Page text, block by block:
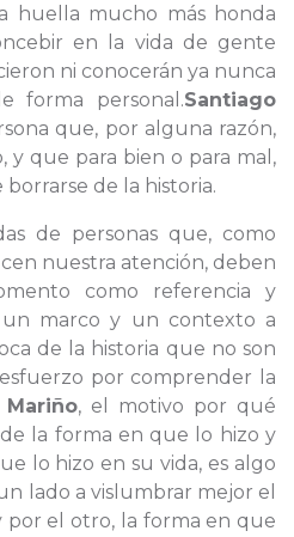
huella mucho más honda
en la vida de gente
ni conocerán ya nunca
forma personal.Santiago
que, por alguna razón,
y que para bien o para mal,
de la historia.
de personas que, como
nuestra atención, deben
como referencia y
marco y un contexto a
de la historia que no son
por comprender la
Mariño, el motivo por qué
la forma en que lo hizo y
lo hizo en su vida, es algo
lado a vislumbrar mejor el
por el otro, la forma en que